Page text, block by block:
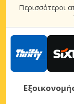
Περισσότεροι